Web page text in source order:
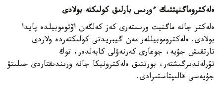
ەلەكتروماگنيتتىك ءورىس بارلىق كولىكتە بولادى
ەلەكتر جانە ماگنيت ورىستەرى كەز كەلگەن اۆتوموبيلدە پايدا
بولادى. ەلەكتروموبيللەر مەن گيبريدتى كولىكتەردە ولاردى
تارتقىش جۇيە، جوعارى كەرنەۋلى كابەلدەر، توك
تۇرلەندىرگىشتەر، بورتتىق ەلەكترونيكا جانە ورىندىقتاردى جىلىتۋ
جۇيەسى قالىپتاستىرادى.